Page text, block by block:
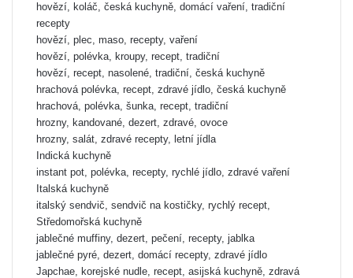
hovězí, koláč, česká kuchyně, domácí vaření, tradiční
recepty
hovězí, plec, maso, recepty, vaření
hovězí, polévka, kroupy, recept, tradiční
hovězí, recept, nasolené, tradiční, česká kuchyně
hrachová polévka, recept, zdravé jídlo, česká kuchyně
hrachová, polévka, šunka, recept, tradiční
hrozny, kandované, dezert, zdravé, ovoce
hrozny, salát, zdravé recepty, letní jídla
Indická kuchyně
instant pot, polévka, recepty, rychlé jídlo, zdravé vaření
Italská kuchyně
italský sendvič, sendvič na kostičky, rychlý recept,
Středomořská kuchyně
jablečné muffiny, dezert, pečení, recepty, jablka
jablečné pyré, dezert, domácí recepty, zdravé jídlo
Japchae, korejské nudle, recept, asijská kuchyně, zdravá